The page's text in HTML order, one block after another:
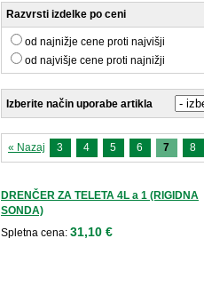
Razvrsti izdelke po ceni
od najnižje cene proti najvišji
od najvišje cene proti najnižji
Izberite način uporabe artikla
« Nazaj 3 4 5 6 7 8
DRENČER ZA TELETA 4L a 1 (RIGIDNA
SONDA)
Spletna cena: 31,10 €